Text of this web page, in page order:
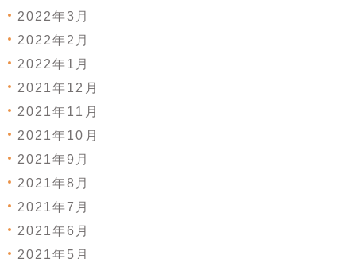
2022年3月
2022年2月
2022年1月
2021年12月
2021年11月
2021年10月
2021年9月
2021年8月
2021年7月
2021年6月
2021年5月